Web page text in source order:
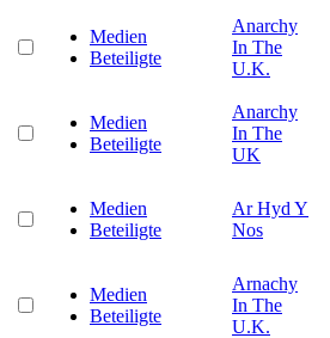
Medien
Beteiligte
Anarchy
In The
U.K.
Medien
Beteiligte
Anarchy
In The
UK
Medien
Beteiligte
Ar Hyd Y
Nos
Medien
Beteiligte
Arnachy
In The
U.K.